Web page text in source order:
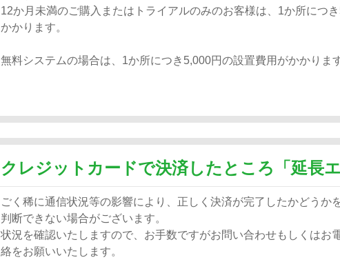
12か月未満のご購入またはトライアルのみのお客様は、1か所につ
かかります。
無料システムの場合は、1か所につき5,000円の設置費用がかかります
ごく稀に通信状況等の影響により、正しく決済が完了したかどうか
判断できない場合がございます。
状況を確認いたしますので、お手数ですがお問い合わせもしくはお
絡をお願いいたします。